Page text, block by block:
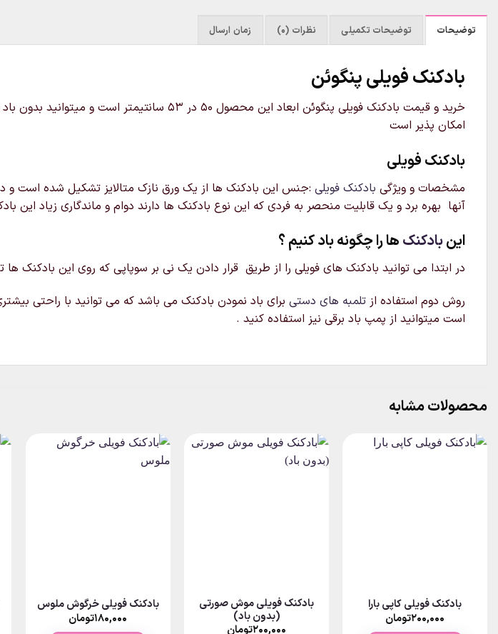
توضیحات توضیحات تکمیلی نظرات (0) زمان ارسال
بادکنک فویلی پنگوئن
خرید و قیمت بادکنک فویلی پنگوئن ابعاد این
امکان پذیر است
بادکنک فویلی
مشخصات و ویژگی بادکنک فویلی :جنس این بادکنک ها از یک ورق نازک متالایز تشکیل شده است و
آنها بهره برد و یک قابلیت منحصر به فردی که این نوع بادکنک ها دارند دوام و ماندگاری زیاد این
اینبادکنک ها را چگونه باد کنیم ؟
در ابتدا می توانید بادکنک های فویلی را از طریق قرار دادن یک نی بر سوپاپی که روی این بادکنک
روش دوم استفاده از تلمبه های دستی برای باد نمودن بادکنک می باشد که می توانید با راحتی
است میتوانید از پمپ باد برقی نیز استفاده کنید .
محصولات مشابه
بادکنک فویلی کاپی بارا
۲۰۰,۰۰۰تومان
بادکنک فویلی موش صورتی
(بدون باد)
۲۰۰,۰۰۰تومان
بادکنک فویلی خرگوش ملوس
۱۸۰,۰۰۰تومان